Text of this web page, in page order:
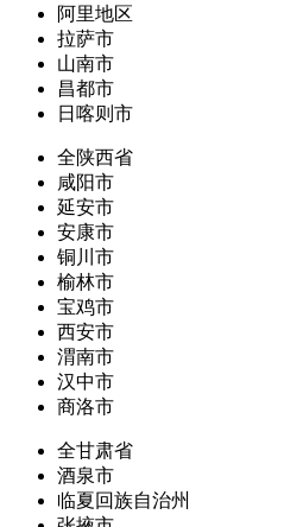
阿里地区
拉萨市
山南市
昌都市
日喀则市
全陕西省
咸阳市
延安市
安康市
铜川市
榆林市
宝鸡市
西安市
渭南市
汉中市
商洛市
全甘肃省
酒泉市
临夏回族自治州